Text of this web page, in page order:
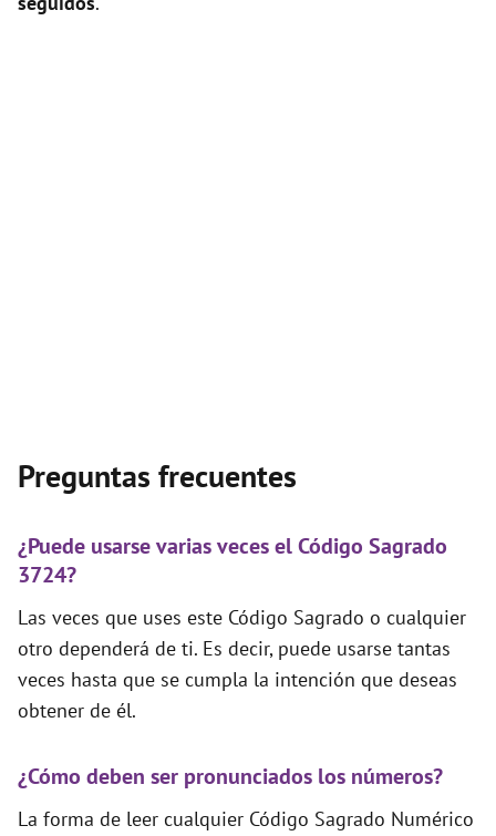
Preguntas frecuentes
¿Puede usarse varias veces el Código Sagrado
3724?
Las veces que uses este Código Sagrado o cualquier
otro dependerá de ti. Es decir, puede usarse tantas
veces hasta que se cumpla la intención que deseas
obtener de él.
¿Cómo deben ser pronunciados los números?
La forma de leer cualquier Código Sagrado Numérico